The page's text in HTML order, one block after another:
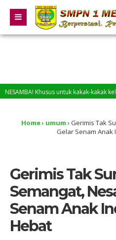
Khusus untuk kakak-kakak kelas 9,
peringatan, tetapi pengingat akan
Home› umum › Gerimis Tak
Gelar Senam
Gerimis Tak
Semangat,
Senam Anak
Hebat